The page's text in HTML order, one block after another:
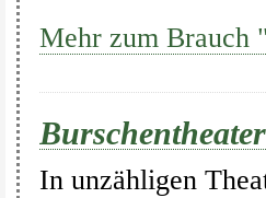
Mehr zum Brauch
Burschentheater
In unzähligen